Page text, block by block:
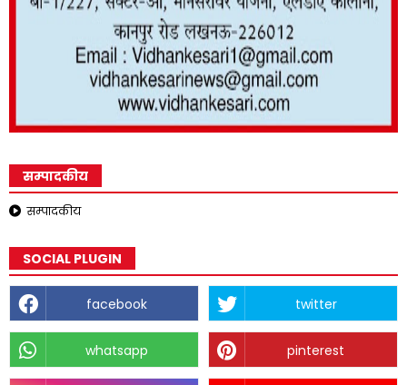
सम्पादकीय
सम्पादकीय
SOCIAL PLUGIN
facebook twitter
whatsapp pinterest